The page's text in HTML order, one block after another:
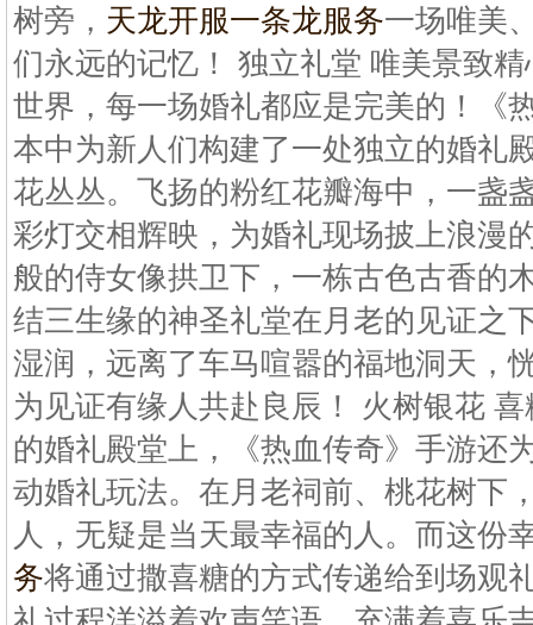
树旁， 天龙开服一条龙服务一场唯美
们永远的记忆！ 独立礼堂 唯美景致
世界，每一场婚礼都应是完美的！《
本中为新人们构建了一处独立的婚礼
花丛丛。飞扬的粉红花瓣海中，一盏
彩灯交相辉映，为婚礼现场披上浪漫
般的侍女像拱卫下，一栋古色古香的
结三生缘的神圣礼堂在月老的见证之
湿润，远离了车马喧嚣的福地洞天，
为见证有缘人共赴良辰！ 火树银花
的婚礼殿堂上，《热血传奇》手游还
动婚礼玩法。在月老祠前、桃花树下
人，无疑是当天最幸福的人。而这份
务将通过撒喜糖的方式传递给到场观